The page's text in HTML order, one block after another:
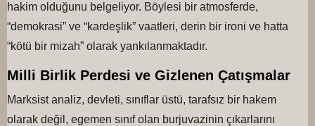
hakim olduğunu belgeliyor. Böylesi bir atmosferde,
“demokrasi” ve “kardeşlik” vaatleri, derin bir ironi ve hatta
“kötü bir mizah” olarak yankılanmaktadır.
Milli Birlik Perdesi ve Gizlenen Çatışmalar
Marksist analiz, devleti, sınıflar üstü, tarafsız bir hakem
olarak değil, egemen sınıf olan burjuvazinin çıkarlarını